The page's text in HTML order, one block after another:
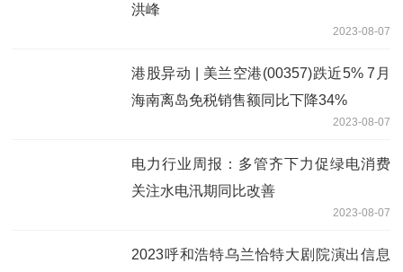
洪峰
2023-08-07
港股异动 | 美兰空港(00357)跌近5% 7月
海南离岛免税销售额同比下降34%
2023-08-07
电力行业周报：多管齐下力促绿电消费
关注水电汛期同比改善
2023-08-07
2023呼和浩特乌兰恰特大剧院演出信息